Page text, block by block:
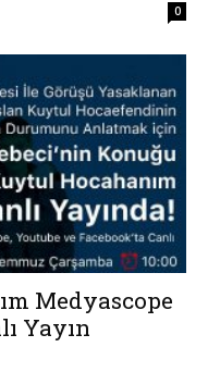
0
Medyascope
Yayın